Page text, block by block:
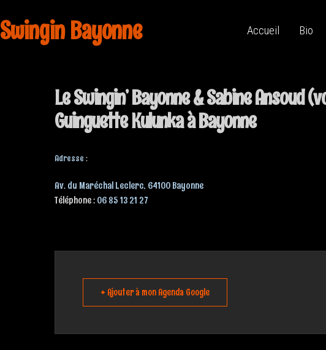
Swingin Bayonne Accueil Bio
Le Swingin’ Bayonne & Sabine Ansoud
Guinguette Kulunka à Bayonne
Adresse :
Av. du Maréchal Leclerc, 64100 Bayonne
Téléphone :06 85 13 21 27
+ Ajouter à mon Agenda Google